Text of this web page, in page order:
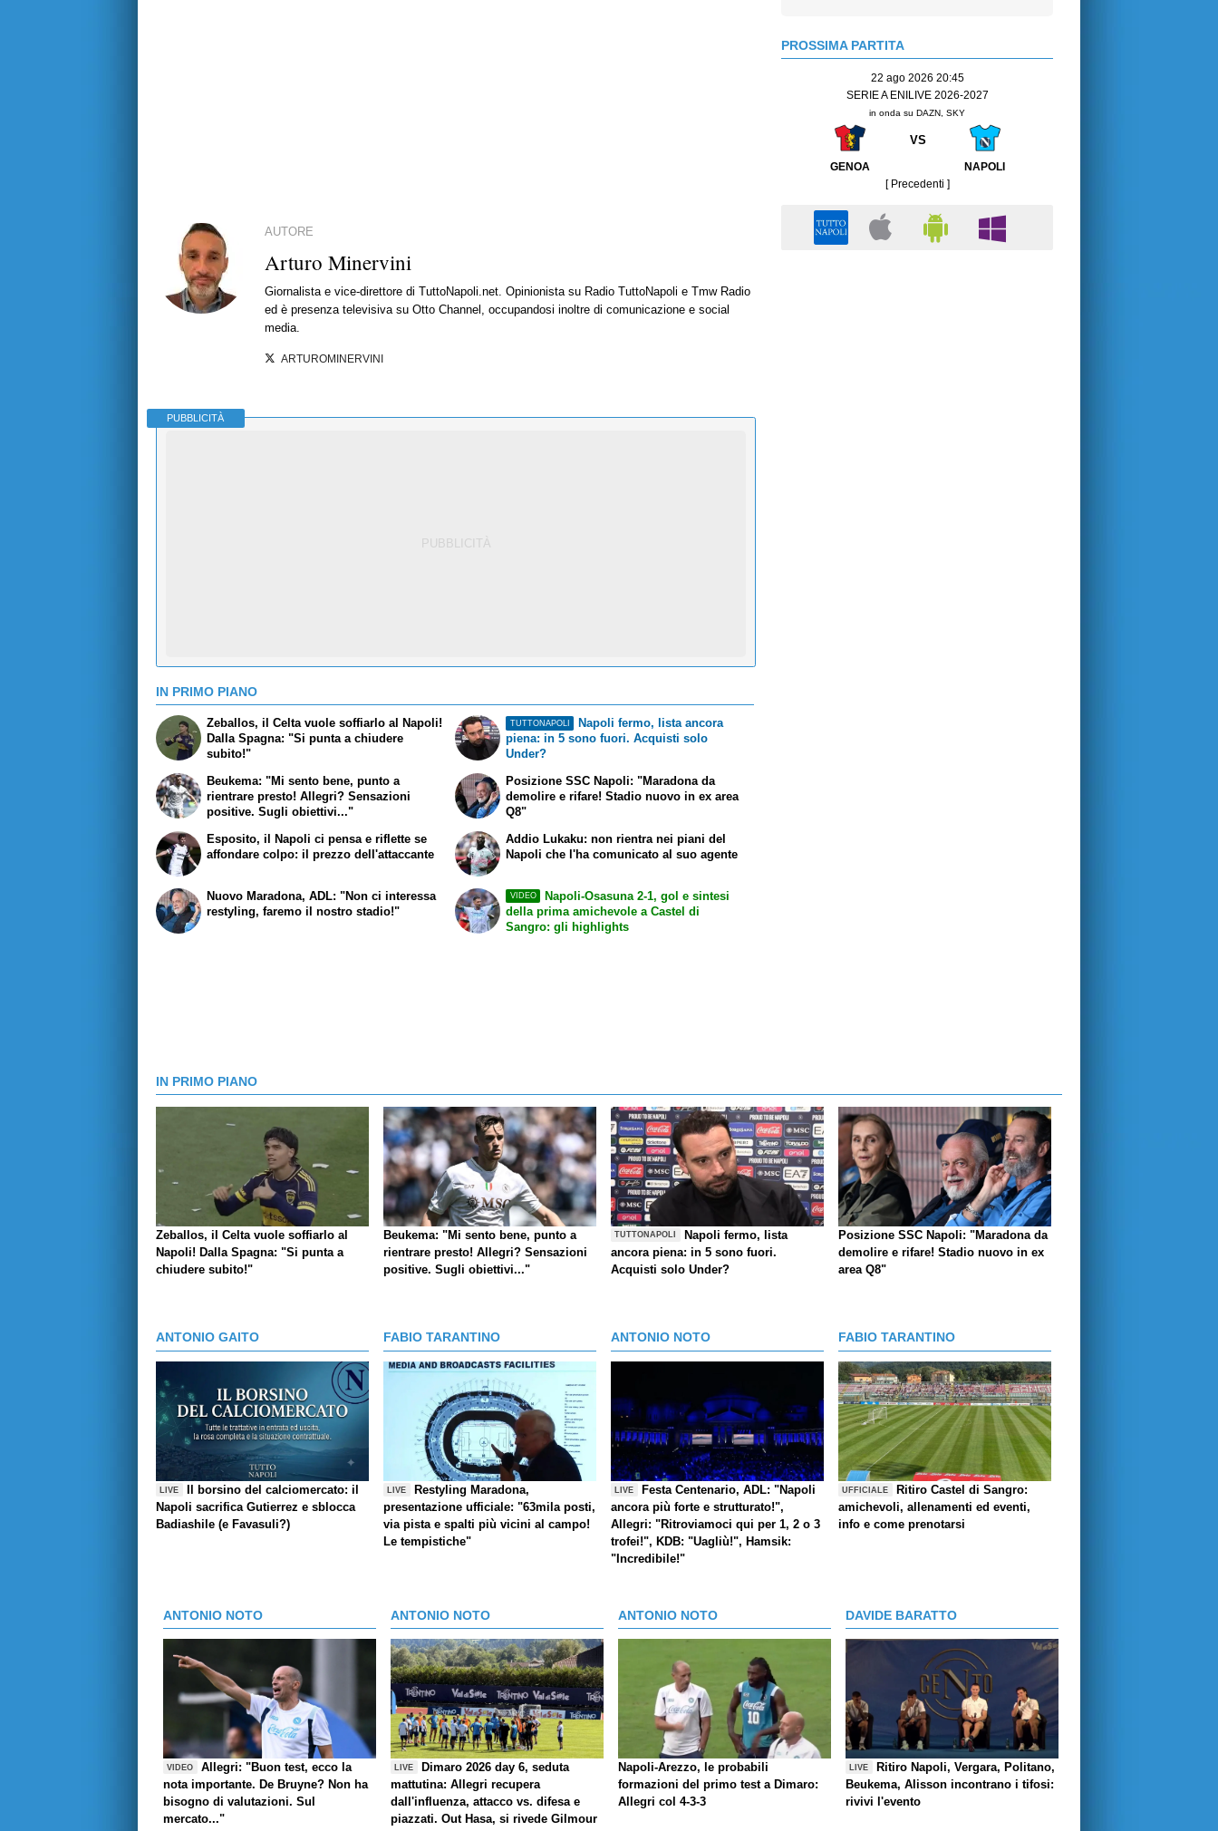
AUTORE
Arturo Minervini
Giornalista e vice-direttore di TuttoNapoli.net. Opinionista su Radio TuttoNapoli e Tmw Radio
ed è presenza televisiva su Otto Channel, occupandosi inoltre di comunicazione e social
media.
ARTUROMINERVINI
PUBBLICITÀ
IN PRIMO PIANO
Zeballos, il Celta vuole soffiarlo al Napoli!
Dalla Spagna: "Si punta a chiudere
subito!"
Beukema: "Mi sento bene, punto a
rientrare presto! Allegri? Sensazioni
positive. Sugli obiettivi..."
TUTTONAPOLI
Napoli fermo, lista ancora
piena: in 5 sono fuori. Acquisti solo
Under?
Posizione SSC Napoli: "Maradona da
demolire e rifare! Stadio nuovo in ex area
Q8"
Esposito, il Napoli ci pensa e riflette se
affondare colpo: il prezzo dell'attaccante
Nuovo Maradona, ADL: "Non ci interessa
restyling, faremo il nostro stadio!"
Addio Lukaku: non rientra nei piani del
Napoli che l'ha comunicato al suo agente
VIDEO
Napoli-Osasuna 2-1, gol e sintesi
della prima amichevole a Castel di
Sangro: gli highlights
PROSSIMA PARTITA
22 ago 2026 20:45
SERIE A ENILIVE 2026-2027
in onda su DAZN, SKY
VS
GENOA
NAPOLI
[ Precedenti ]
IN PRIMO PIANO
Zeballos, il Celta vuole soffiarlo al
Napoli! Dalla Spagna: "Si punta a
chiudere subito!"
Beukema: "Mi sento bene, punto a
rientrare presto! Allegri? Sensazioni
positive. Sugli obiettivi..."
TUTTONAPOLI
Napoli fermo, lista
ancora piena: in 5 sono fuori.
Acquisti solo Under?
Posizione SSC Napoli: "Maradona da
demolire e rifare! Stadio nuovo in ex
area Q8"
ANTONIO GAITO
LIVE
Il borsino del calciomercato: il
Napoli sacrifica Gutierrez e sblocca
Badiashile (e Favasuli?)
FABIO TARANTINO
LIVE
Restyling Maradona,
presentazione ufficiale: "63mila posti,
via pista e spalti più vicini al campo!
Le tempistiche"
ANTONIO NOTO
LIVE
Festa Centenario, ADL: "Napoli
ancora più forte e strutturato!",
Allegri: "Ritroviamoci qui per 1, 2 o 3
trofei!", KDB: "Uagliù!", Hamsik:
"Incredibile!"
FABIO TARANTINO
UFFICIALE
Ritiro Castel di Sangro:
amichevoli, allenamenti ed eventi,
info e come prenotarsi
ANTONIO NOTO
VIDEO
Allegri: "Buon test, ecco la
nota importante. De Bruyne? Non ha
bisogno di valutazioni. Sul
mercato..."
ANTONIO NOTO
LIVE
Dimaro 2026 day 6, seduta
mattutina: Allegri recupera
dall'influenza, attacco vs. difesa e
piazzati. Out Hasa, si rivede Gilmour
ANTONIO NOTO
Napoli-Arezzo, le probabili
formazioni del primo test a Dimaro:
Allegri col 4-3-3
DAVIDE BARATTO
LIVE
Ritiro Napoli, Vergara, Politano,
Beukema, Alisson incontrano i tifosi:
rivivi l'evento